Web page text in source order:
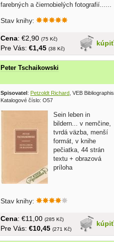
farebných a čiernobielých fotografií......
Stav knihy:
kúpiť
Cena: €2,90 (75 Kč)
Pre Vás: €1,45 (38 Kč)
Peter Tschaikowski
Spisovatel: Petzoldt Richard , VEB
Katalogové číslo: O57
Sein leben in
bildern... v nemčine,
tvrdá väzba, menší
formát, v knihe
pečiatka, 44 strán
textu + obrazová
príloha
Stav knihy:
kúpiť
Cena: €11,00 (285 Kč)
Pre Vás: €10,45 (271 Kč)